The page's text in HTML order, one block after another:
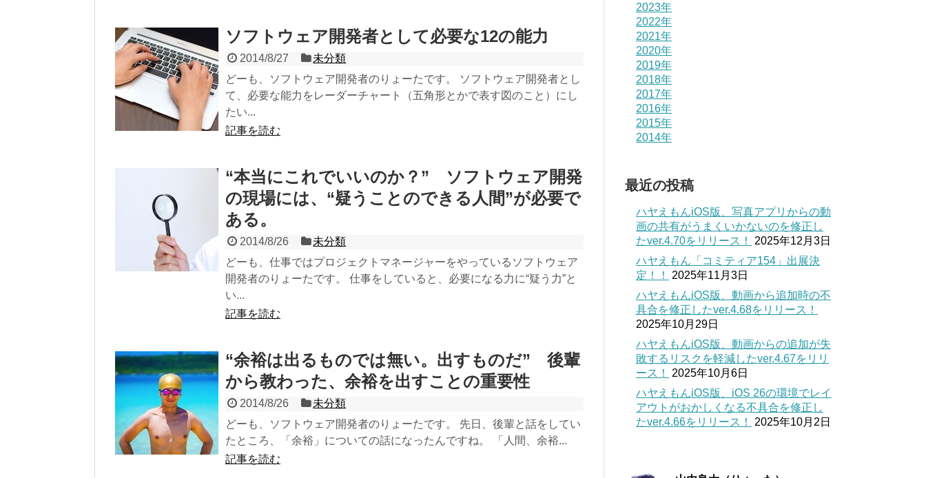
ソフトウェア開発者として必要な12の能力
2014/8/27
未分類
どーも、ソフトウェア開発者のりょーたです。 ソフトウェア開発者とし
て、必要な能力をレーダーチャート（五角形とかで表す図のこと）にし
たい...
記事を読む
“本当にこれでいいのか？” ソフトウェア開発
の現場には、“疑うことのできる人間”が必要で
ある。
2014/8/26
未分類
どーも、仕事ではプロジェクトマネージャーをやっているソフトウェア
開発者のりょーたです。 仕事をしていると、必要になる力に“疑う力”と
い...
記事を読む
“余裕は出るものでは無い。出すものだ” 後輩
から教わった、余裕を出すことの重要性
2014/8/26
未分類
どーも、ソフトウェア開発者のりょーたです。 先日、後輩と話をしてい
たところ、「余裕」についての話になったんですね。 「人間、余裕...
記事を読む
2023年
2022年
2021年
2020年
2019年
2018年
2017年
2016年
2015年
2014年
最近の投稿
ハヤえもんiOS版、写真アプリからの動
画の共有がうまくいかないのを修正し
たver.4.70をリリース！
2025年12月3日
ハヤえもん「コミティア154」出展決
定！！
2025年11月3日
ハヤえもんiOS版、動画から追加時の不
具合を修正したver.4.68をリリース！
2025年10月29日
ハヤえもんiOS版、動画からの追加が失
敗するリスクを軽減したver.4.67をリリ
ース！
2025年10月6日
ハヤえもんiOS版、iOS 26の環境でレイ
アウトがおかしくなる不具合を修正し
たver.4.66をリリース！
2025年10月2日